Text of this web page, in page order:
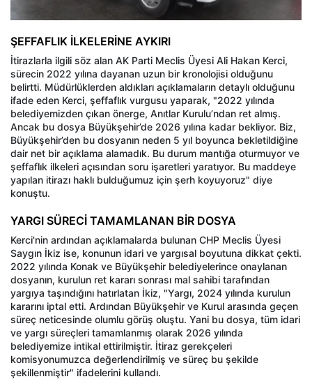
ŞEFFAFLIK İLKELERİNE AYKIRI
İtirazlarla ilgili söz alan AK Parti Meclis Üyesi Ali Hakan Kerci,
sürecin 2022 yılına dayanan uzun bir kronolojisi olduğunu
belirtti. Müdürlüklerden aldıkları açıklamaların detaylı olduğunu
ifade eden Kerci, şeffaflık vurgusu yaparak, "2022 yılında
belediyemizden çıkan önerge, Anıtlar Kurulu’ndan ret almış.
Ancak bu dosya Büyükşehir’de 2026 yılına kadar bekliyor. Biz,
Büyükşehir’den bu dosyanın neden 5 yıl boyunca bekletildiğine
dair net bir açıklama alamadık. Bu durum mantığa oturmuyor ve
şeffaflık ilkeleri açısından soru işaretleri yaratıyor. Bu maddeye
yapılan itirazı haklı bulduğumuz için şerh koyuyoruz" diye
konuştu.
YARGI SÜRECİ TAMAMLANAN BİR DOSYA
Kerci'nin ardından açıklamalarda bulunan CHP Meclis Üyesi
Saygın İkiz ise, konunun idari ve yargısal boyutuna dikkat çekti.
2022 yılında Konak ve Büyükşehir belediyelerince onaylanan
dosyanın, kurulun ret kararı sonrası mal sahibi tarafından
yargıya taşındığını hatırlatan İkiz, "Yargı, 2024 yılında kurulun
kararını iptal etti. Ardından Büyükşehir ve Kurul arasında geçen
süreç neticesinde olumlu görüş oluştu. Yani bu dosya, tüm idari
ve yargı süreçleri tamamlanmış olarak 2026 yılında
belediyemize intikal ettirilmiştir. İtiraz gerekçeleri
komisyonumuzca değerlendirilmiş ve süreç bu şekilde
şekillenmiştir" ifadelerini kullandı.